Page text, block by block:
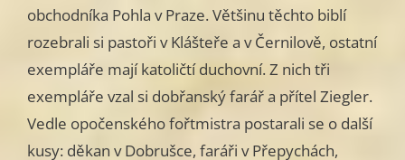
obchodníka Pohla v Praze. Většinu těchto biblí
rozebrali si pastoři v Klášteře a v Černilově, ostatní
exempláře mají katoličtí duchovní. Z nich tři
exempláře vzal si dobřanský farář a přítel Ziegler.
Vedle opočenského fořtmistra postarali se o další
kusy: děkan v Dobrušce, faráři v Přepychách,